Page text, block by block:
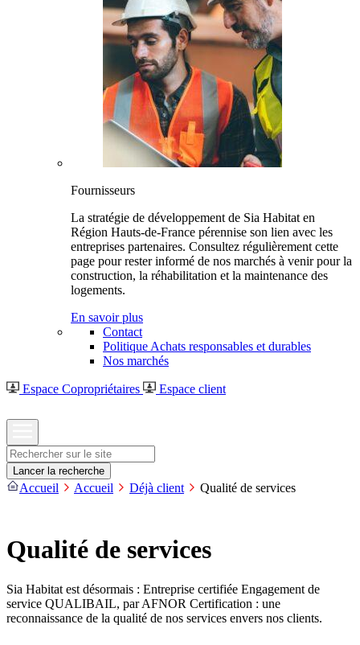
Fournisseurs
La stratégie de développement de Sia Habitat en
Région Hauts-de-France pérennise son lien avec les
entreprises partenaires. Consultez régulièrement cette
page pour rester informé de nos marchés à venir pour la
construction, la réhabilitation et la maintenance des
logements.
En savoir plus
Contact
Politique Achats responsables et durables
Nos marchés
Espace Copropriétaires Espace client
Rechercher
Lancer la recherche
Accueil Accueil Déjà client Qualité de services
Qualité de services
Sia Habitat est désormais : Entreprise certifiée Engagement de
service QUALIBAIL, par AFNOR Certification : une
reconnaissance de la qualité de nos services envers nos clients.